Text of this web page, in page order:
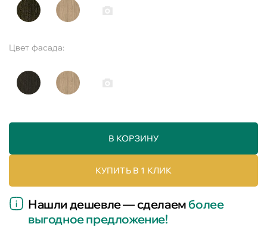
Цвет фасада:
В КОРЗИНУ
КУПИТЬ В 1 КЛИК
Нашли дешевле — сделаемболее
выгодное предложение!